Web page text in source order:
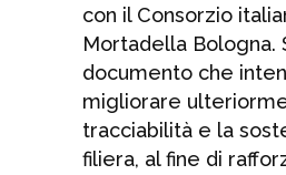
con il Consorzio
Mortadella Bologna.
documento che
migliorare
tracciabilità e la
filiera, al fine di